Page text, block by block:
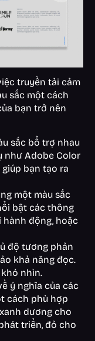
truyền tải cảm
sắc một cách
bạn trở nên
sắc bổ trợ nhau
như Adobe Color
bạn tạo ra
một màu sắc
bật các thông
hành động, hoặc
độ tương phản
khả năng đọc.
nhìn.
ý nghĩa của các
cách phù hợp
dương cho
triển, đỏ cho